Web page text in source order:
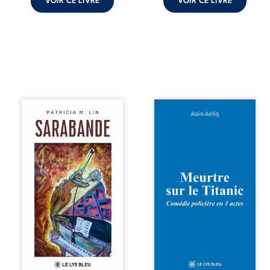
comment dompter
Aux chants
crépitants de l’été,
Sous le silence
ouaté de la neige
en hiver, Au cours
de nuits pâles,
Dans la clarté
bienveillante de la
lune, Rêves,
pensées, révoltes
et espoirs… Des
mots s’assemblent,
colorés, rebelles
aux règles de la
poésie, mais
chantant en
Et si le naufrage
en 1912, un
meurtre est
commis. Le drame
disparaît avec le
tard, la